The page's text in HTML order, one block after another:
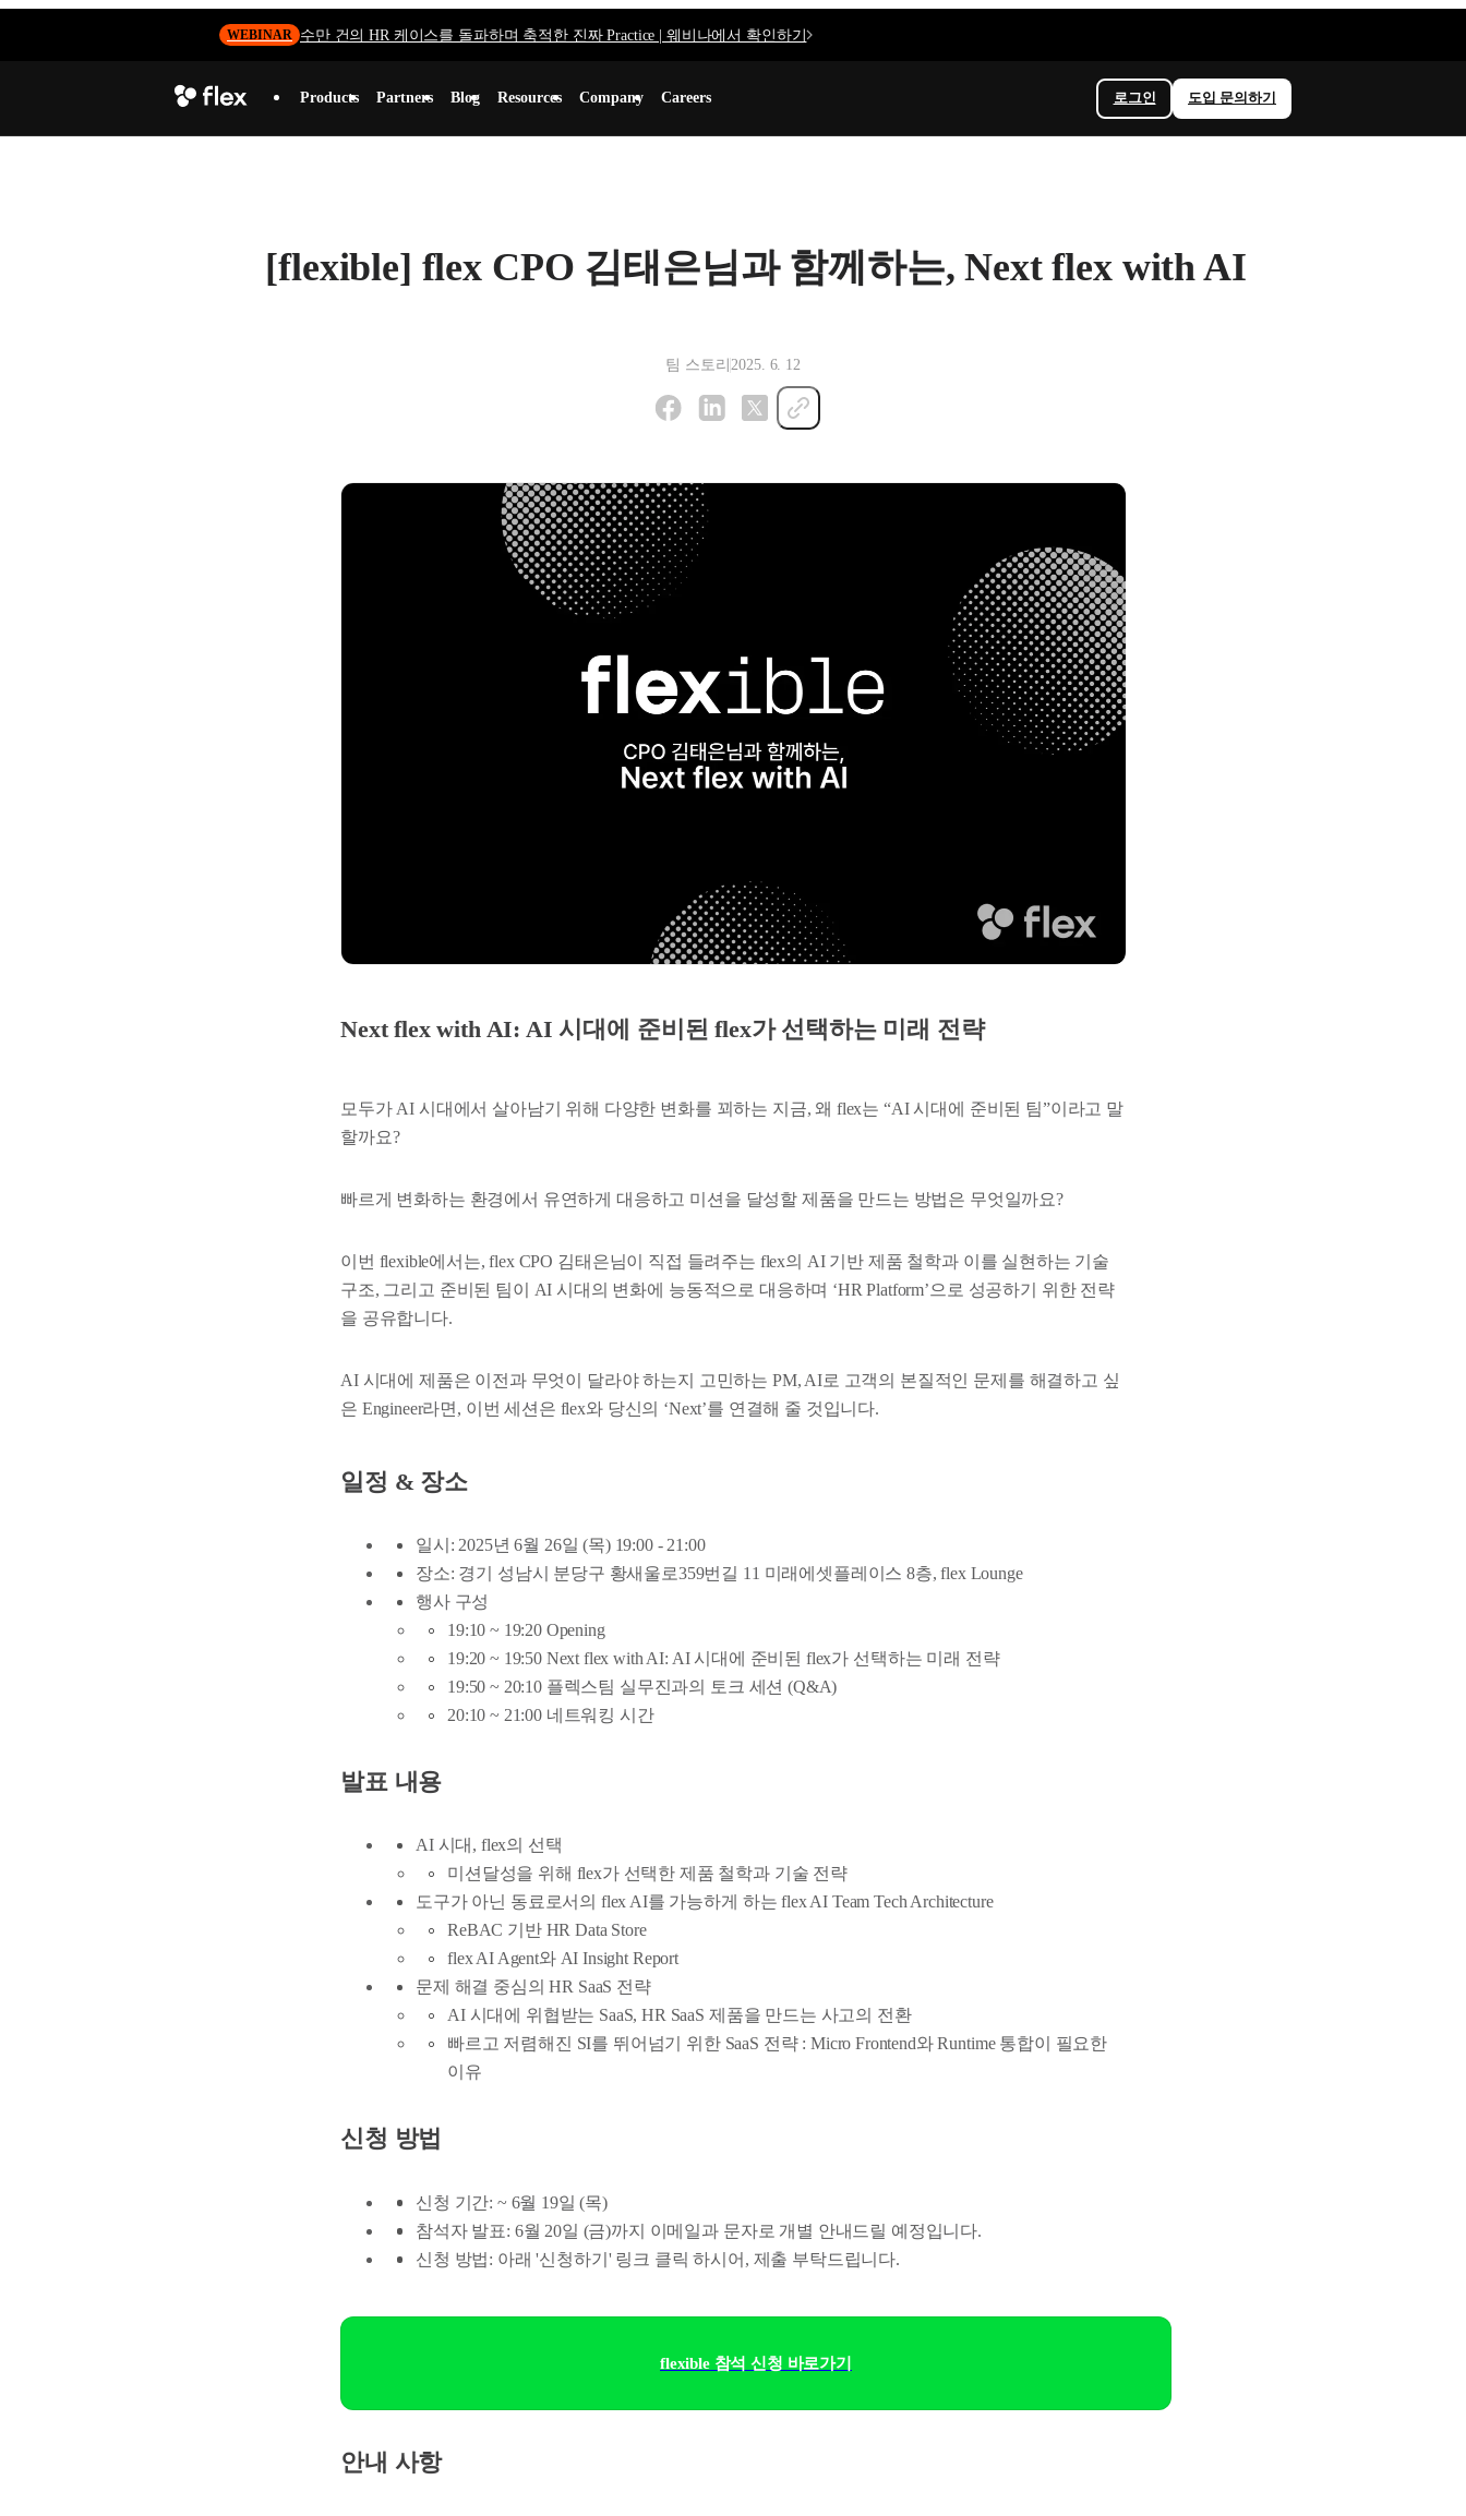
WEBINAR 수만 건의 HR 케이스를 돌파하며 축적한 진짜 Practice | 웨비나에서 확인하기
Products Partners Blog Resources Company Careers 로그인 도입 문의하기
[flexible] flex CPO 김태은님과 함께하는, Next flex with AI
팀 스토리 2025. 6. 12
Next flex with AI: AI 시대에 준비된 flex가 선택하는 미래 전략
모두가 AI 시대에서 살아남기 위해 다양한 변화를 꾀하는 지금, 왜 flex는 “AI 시대에 준비된 팀”이라고 말
할까요?
빠르게 변화하는 환경에서 유연하게 대응하고 미션을 달성할 제품을 만드는 방법은 무엇일까요?
이번 flexible에서는, flex CPO 김태은님이 직접 들려주는 flex의 AI 기반 제품 철학과 이를 실현하는 기술
구조, 그리고 준비된 팀이 AI 시대의 변화에 능동적으로 대응하며 ‘HR Platform’으로 성공하기 위한 전략
을 공유합니다.
AI 시대에 제품은 이전과 무엇이 달라야 하는지 고민하는 PM, AI로 고객의 본질적인 문제를 해결하고 싶
은 Engineer라면, 이번 세션은 flex와 당신의 ‘Next’를 연결해 줄 것입니다.
일정 & 장소
일시: 2025년 6월 26일 (목) 19:00 - 21:00
장소: 경기 성남시 분당구 황새울로359번길 11 미래에셋플레이스 8층, flex Lounge
행사 구성
19:10 ~ 19:20 Opening
19:20 ~ 19:50 Next flex with AI: AI 시대에 준비된 flex가 선택하는 미래 전략
19:50 ~ 20:10 플렉스팀 실무진과의 토크 세션 (Q&A)
20:10 ~ 21:00 네트워킹 시간
발표 내용
AI 시대, flex의 선택
미션달성을 위해 flex가 선택한 제품 철학과 기술 전략
도구가 아닌 동료로서의 flex AI를 가능하게 하는 flex AI Team Tech Architecture
ReBAC 기반 HR Data Store
flex AI Agent와 AI Insight Report
문제 해결 중심의 HR SaaS 전략
AI 시대에 위협받는 SaaS, HR SaaS 제품을 만드는 사고의 전환
빠르고 저렴해진 SI를 뛰어넘기 위한 SaaS 전략 : Micro Frontend와 Runtime 통합이 필요한
이유
신청 방법
신청 기간: ~ 6월 19일 (목)
참석자 발표: 6월 20일 (금)까지 이메일과 문자로 개별 안내드릴 예정입니다.
신청 방법: 아래 '신청하기' 링크 클릭 하시어, 제출 부탁드립니다.
flexible 참석 신청 바로가기
안내 사항